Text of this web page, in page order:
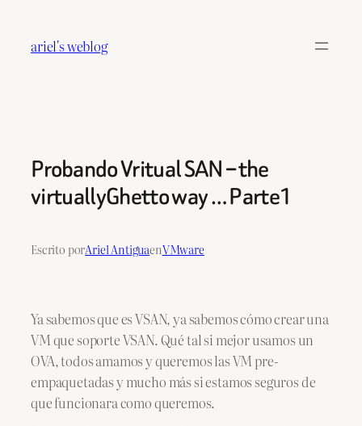
contenido
ariel's weblog
Probando Vritual SAN – the
virtuallyGhetto way … Parte1
Escrito porAriel AntiguaenVMware
Ya sabemos que es VSAN, ya sabemos cómo crear una
VM que soporte VSAN. Qué tal si mejor usamos un
OVA, todos amamos y queremos las VM pre-
empaquetadas y mucho más si estamos seguros de
que funcionara como queremos.